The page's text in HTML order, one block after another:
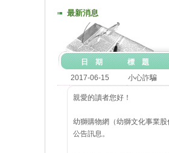
最新消息
日 期
標 題
2017-06-15
小心詐騙
親愛的讀者您好！
幼獅購物網（幼獅文化事業
公告訊息。